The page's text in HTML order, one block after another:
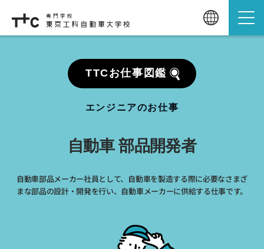
TTCお仕事図鑑
エンジニアのお仕事
自動車 部品開発者
自動車部品メーカー社員として、自動車を製造する際に必要なさまざ
まな部品の設計・開発を行い、自動車メーカーに供給する仕事です。